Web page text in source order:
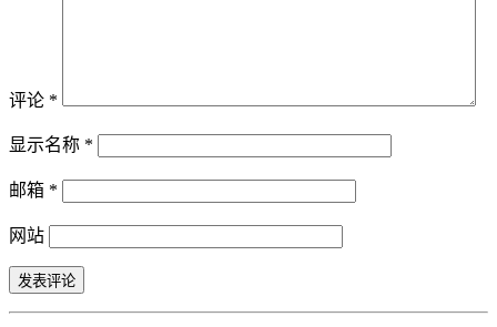
评论 *
显示名称 *
邮箱 *
网站